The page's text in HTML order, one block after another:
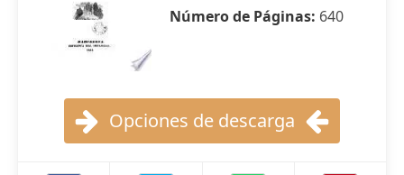
Número de Páginas: 640
Opciones de descarga